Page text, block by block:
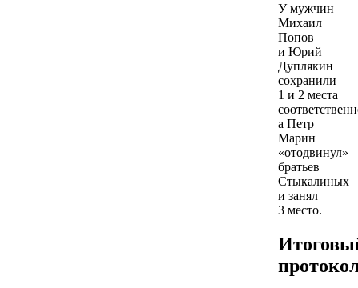
У мужчин
Михаил
Попов
и Юрий
Дуплякин
сохранили
1 и 2 места
а Петр
Марин
«отодвинул»
братьев
Стыкалиных
и занял
3 место.